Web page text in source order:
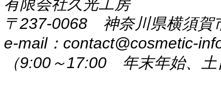
有限会社久光工房
〒237-0068 神奈川県横須賀
e-mail：contact@cosmetic-
（9:00～17:00 年末年始、